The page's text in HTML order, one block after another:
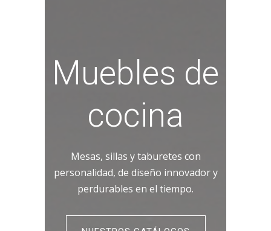
Muebles de
cocina
Mesas, sillas y taburetes con
personalidad, de diseño innovador y
perdurables en el tiempo.